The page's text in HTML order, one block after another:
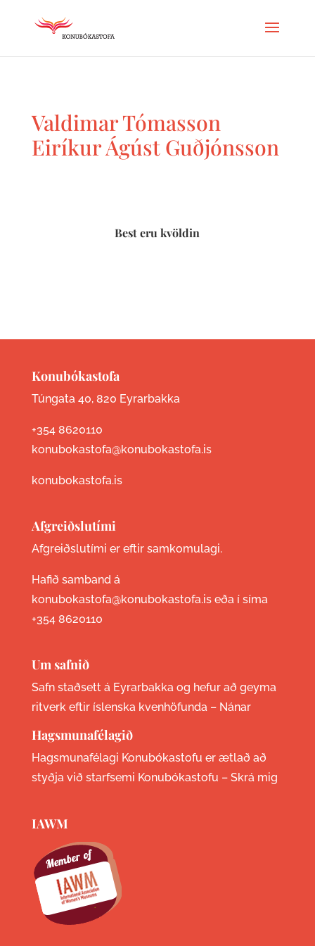
Valdimar Tómasson
Eiríkur Ágúst Guðjónsson
Best eru kvöldin
Konubókastofa
Túngata 40, 820 Eyrarbakka
+354 8620110
konubokastofa@konubokastofa.is
konubokastofa.is
Afgreiðslutími
Afgreiðslutími er eftir samkomulagi.
Hafið samband á
konubokastofa@konubokastofa.is eða í síma
+354 8620110
Um safnið
Safn staðsett á Eyrarbakka og hefur að geyma
ritverk eftir íslenska kvenhöfunda – Nánar
Hagsmunafélagið
Hagsmunafélagi Konubókastofu er ætlað að
styðja við starfsemi Konubókastofu – Skrá mig
IAWM